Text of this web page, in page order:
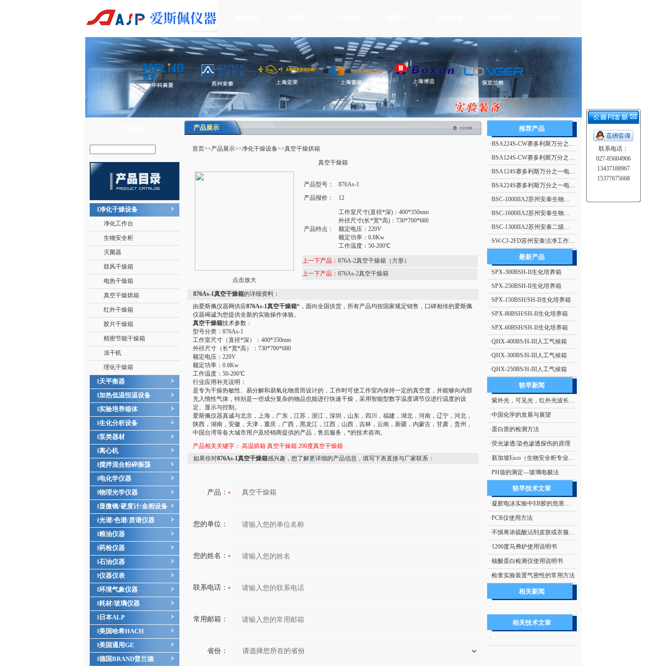
净化干燥设备
净化工作台
生物安全柜
灭菌器
鼓风干燥箱
电热干燥箱
真空干燥烘箱
红外干燥箱
胶片干燥箱
精密节能干燥箱
冻干机
理化干燥箱
天平衡器
加热低温恒温设备
实验培养箱体
生化分析设备
泵类器材
离心机
搅拌混合粉碎振荡
电化学仪器
物理光学仪器
显微镜/硬度计/金相设备
光谱/色谱/质谱仪器
粮油仪器
药检仪器
石油仪器
仪器仪表
环境气象仪器
耗材/玻璃仪器
日本ALP
美国哈希HACH
美国通用GE
德国BRAND普兰德
产品展示
首页>>产品展示>>净化干燥设备>>真空干燥烘箱
真空干燥箱
点击放大
产品型号：
876As-1
产品报价：
12
产品特点：
工作室尺寸(直径*深)：400*350mm
外径尺寸(长*宽*高)：730*700*680
额定电压：220V
额定功率：0.8Kw
工作温度：50-200℃
上一下产品： 876A-2真空干燥箱（方形）
上一下产品： 876As-2真空干燥箱
876As-1真空干燥箱的详细资料：
由爱斯佩仪器网供应876As-1真空干燥箱*，面向全国供货，所有产品均按国家规定销售，口碑相传的爱斯佩
仪器竭诚为您提供全新的实验操作体验。
真空干燥箱技术参数：
型号分类：876As-1
工作室尺寸（直径*深）：400*350mm
外径尺寸（长*宽*高）：730*700*680
额定电压：220V
额定功率：0.8Kw
工作温度：50-200℃
行业应用补充说明：
是专为干燥热敏性、易分解和易氧化物质而设计的，工作时可使工作室内保持一定的真空度，并能够向内部
充入惰性气体，特别是一些成分复杂的物品也能进行快速干燥，采用智能型数字温度调节仪进行温度的设
定、显示与控制。
爱斯佩仪器真诚与北京，上海，广东，江苏，浙江，深圳，山东，四川，福建，湖北，河南，辽宁，河北，
陕西，湖南，安徽，天津，重庆，广西，黑龙江，江西，山西，吉林，云南，新疆，内蒙古，甘肃，贵州，
中国台湾等各大城市用户及经销商提供的产品，售后服务，*的技术咨询。
产品相关关键字： 高温烘箱 真空干燥箱 200度真空干燥箱
如果你对876As-1真空干燥箱感兴趣，想了解更详细的产品信息，填写下表直接与厂家联系：
产品：
您的单位：
您的姓名：
联系电话：
常用邮箱：
省份：
推荐产品
·BSA224S-CW赛多利斯万分之一电子天平
·BSA124S-CW赛多利斯万分之一电子天平
·BSA124S赛多利斯万分之一电子天平
·BSA224S赛多利斯万分之一电子天平
·BSC-1000IIA2苏州安泰生物安全柜
·BSC-1600IIA2苏州安泰生物安全柜
·BSC-1300IIA2苏州安泰二级生物安全柜（停产）
·SW-CJ-2FD苏州安泰洁净工作台单人单面、垂直送风 净化工作台 超净工作台
最新产品
·SPX-300BSH-II生化培养箱
·SPX-250BSH-II生化培养箱
·SPX-150BSH/SH-II生化培养箱
·SPX-80BSH/SH-II生化培养箱
·SPX-60BSH/SH-II生化培养箱
·QHX-400BS/H-III人工气候箱
·QHX-300BS/H-III人工气候箱
·QHX-250BS/H-III人工气候箱
较早新闻
·紫外光，可见光，红外光波长范围
·中国化学的发展与展望
·蛋白质的检测方法
·荧光渗透/染色渗透探伤的原理
·新加坡Esco（生物安全柜专业厂商）
·PH值的测定—玻璃电极法
较早技术文章
·凝胶电泳实验中EB胶的危害及处理措施
·PCR仪使用方法
·不慎将浓硫酸沾到皮肤或衣服上的处理方法
·1200度马弗炉使用说明书
·核酸蛋白检测仪使用说明书
·检查实验装置气密性的常用方法
相关新闻
·
相关技术文章
·
联系电话：
027-85604906
13437188967
15377675668